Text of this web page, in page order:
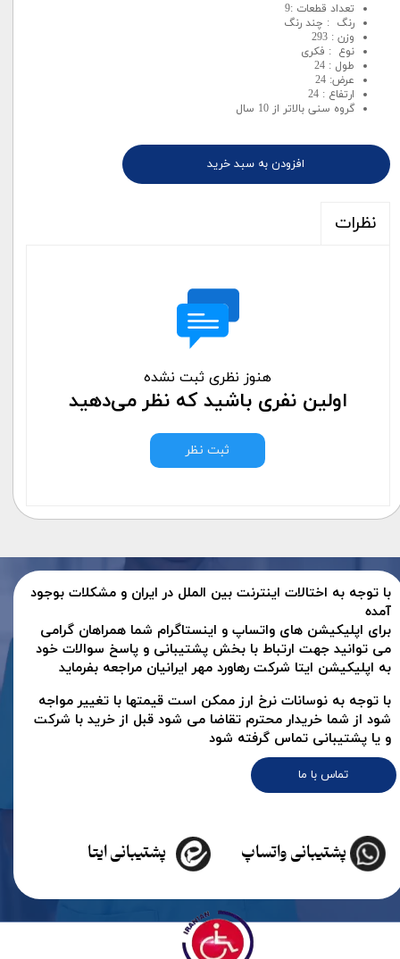
تعداد قطعات :9
رنگ : چند رنگ
وزن : 293
نوع : فکری
طول : 24
عرض: 24
ارتفاع : 24
گروه سنی بالاتر از 10 سال
افزودن به سبد خرید
نظرات
هنوز نظری ثبت نشده
اولین نفری باشید که نظر می‌دهید
ثبت نظر
تماس با ما
با توجه به اختالات اینترنت بین الملل در ایران و مشکلات بوجود
آمده
برای اپلیکیشن های واتساپ و اینستاگرام شما همراهان گرامی
می توانید جهت ارتباط با بخش پشتیبانی و پاسخ سوالات خود
به اپلیکیشن ایتا شرکت رهاورد مهر ایرانیان مراجعه بفرماید
پشتیبانی ایتا پشتیبانی واتساپ
با توجه به نوسانات نرخ ارز ممکن است قیمتها با تغییر مواجه
شود از شما خریدار محترم تقاضا می شود قبل از خرید با شرکت
و یا پشتیبانی تماس گرفته شود